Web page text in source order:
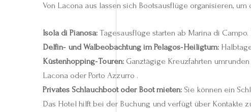
Von Lacona aus lassen sich Bootsausflüge organisieren,
Isola di Pianosa: Tagesausflüge starten ab Marina di
Delfin‑ und Walbeobachtung im Pelagos‑Heiligtum:
Küstenhopping‑Touren: Ganztägige Kreuzfahrten
Lacona oder Porto Azzurro .
Privates Schlauchboot oder Boot mieten: Sie können ein
Das Hotel hilft bei der Buchung und verfügt über Kontakte